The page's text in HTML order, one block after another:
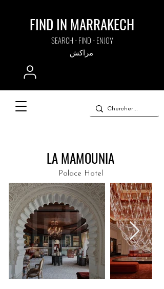
FIND IN MARRAKECH
SEARCH - FIND - ENJOY
مراكش
LA MAMOUNIA
Palace Hotel